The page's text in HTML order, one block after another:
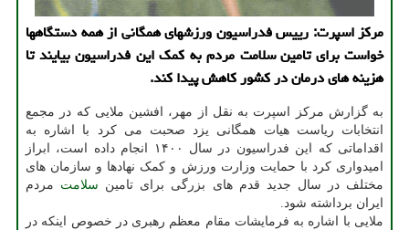
مرکز اسپرت: رییس فدراسیون ورزشهای همگانی از همه دستگاهها
خواست برای تامین سلامت مردم به کمک این فدراسیون بیایند تا
هزینه های درمان در کشور کاهش پیدا کند.
به گزارش مرکز اسپرت به نقل از مهر، افشین ملایی که در مجمع
انتخابات ریاست هیات همگانی یزد صحبت می کرد با اشاره به
اقداماتی که این فدراسیون در سال ۱۴۰۰ انجام داده است، ابراز
امیدواری کرد با حمایت وزارت ورزش و کمک نهادها و سازمان های
مختلف در سال جدید قدم های بزرگی برای تامین سلامت مردم
ایران برداشته شود.
ملایی با اشاره به فرمایشات مقام معظم رهبری در خصوص اینکه در